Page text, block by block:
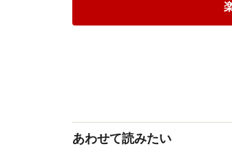
あわせて読みたい